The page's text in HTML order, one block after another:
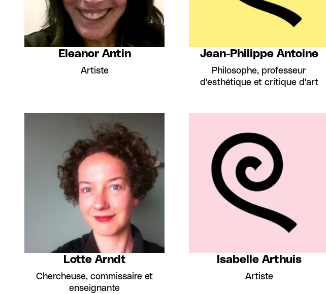
Eleanor Antin
Artiste
Jean-Philippe Antoine
Philosophe, professeur
d'esthétique et critique d'art
Lotte Arndt
Chercheuse, commissaire et
enseignante
Isabelle Arthuis
Artiste